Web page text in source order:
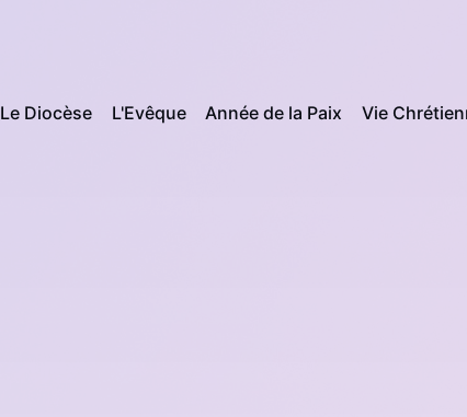
Le Diocèse L'Evêque Année de la Paix Vie